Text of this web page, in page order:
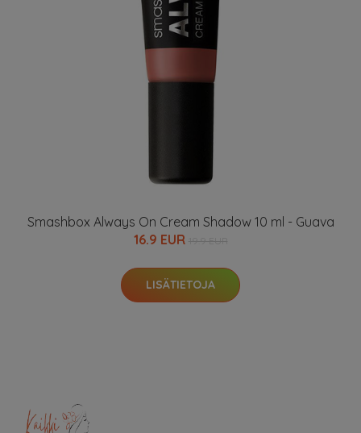
Smashbox Always On Cream Shadow 10 ml - Guava
16.9 EUR
LISÄTIETOJA